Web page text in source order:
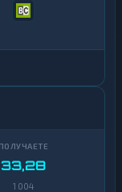
33,28
1 004